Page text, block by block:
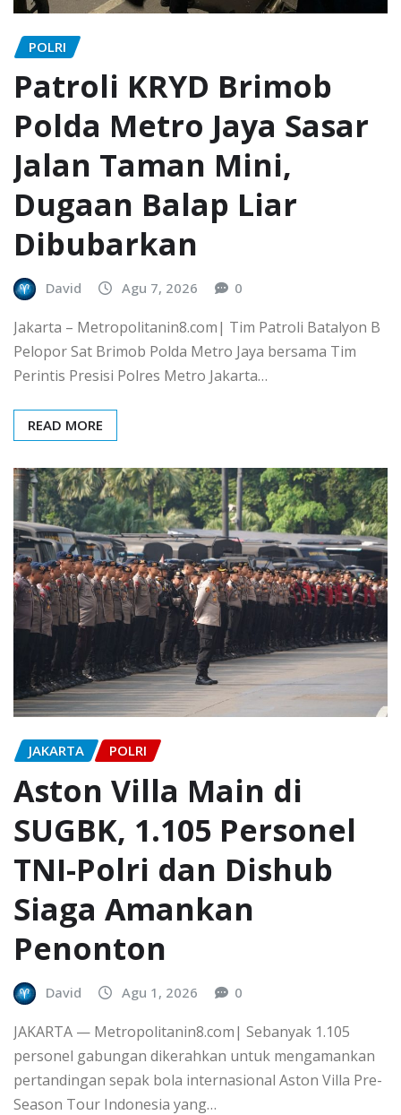
POLRI
Patroli KRYD Brimob
Polda Metro Jaya Sasar
Jalan Taman Mini,
Dugaan Balap Liar
Dibubarkan
David Agu 7, 2026 0
Jakarta – Metropolitanin8.com| Tim Patroli Batalyon B
Pelopor Sat Brimob Polda Metro Jaya bersama Tim
Perintis Presisi Polres Metro Jakarta…
READ MORE
JAKARTA POLRI
Aston Villa Main di
SUGBK, 1.105 Personel
TNI-Polri dan Dishub
Siaga Amankan
Penonton
David Agu 1, 2026 0
JAKARTA — Metropolitanin8.com| Sebanyak 1.105
personel gabungan dikerahkan untuk mengamankan
pertandingan sepak bola internasional Aston Villa Pre-
Season Tour Indonesia yang…